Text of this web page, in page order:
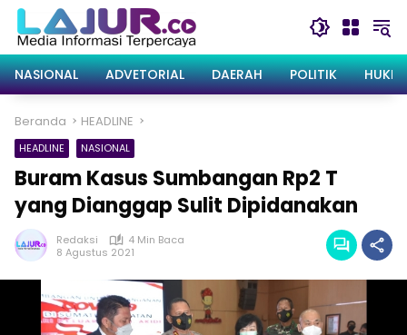
Langsung
konten
NASIONAL
ADVETORIAL DAERAH POLITIK
Beranda HEADLINE
HEADLINE NASIONAL
Buram Kasus Sumbangan Rp2 T
yang Dianggap Sulit Dipidanakan
Redaksi
4 Min Baca
8 Agustus 2021